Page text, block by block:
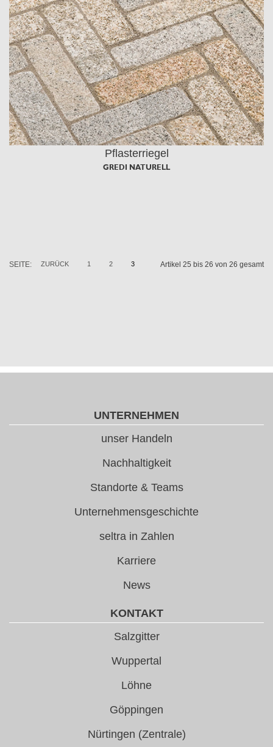
Pflasterriegel
GREDI NATURELL
Artikel 25 bis 26 von 26 gesamt
SEITE: ZURÜCK 1 2 3
UNTERNEHMEN
unser Handeln
Nachhaltigkeit
Standorte & Teams
Unternehmensgeschichte
seltra in Zahlen
Karriere
News
KONTAKT
Salzgitter
Wuppertal
Löhne
Göppingen
Nürtingen (Zentrale)